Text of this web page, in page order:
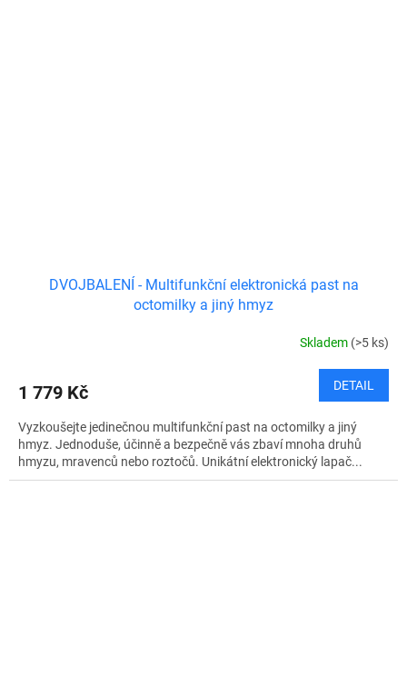
DVOJBALENÍ - Multifunkční elektronická past na
octomilky a jiný hmyz
Skladem (>5 ks)
1 779 Kč DETAIL
Vyzkoušejte jedinečnou multifunkční past na octomilky a jiný
hmyz. Jednoduše, účinně a bezpečně vás zbaví mnoha druhů
hmyzu, mravenců nebo roztočů. Unikátní elektronický lapač...